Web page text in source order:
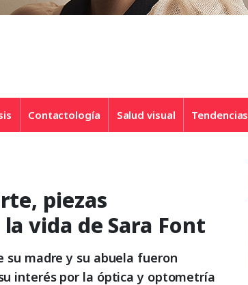
Contactología Salud visual Tendencias
piezas
vida de Sara Font
su madre y su abuela fueron
interés por la óptica y optometría